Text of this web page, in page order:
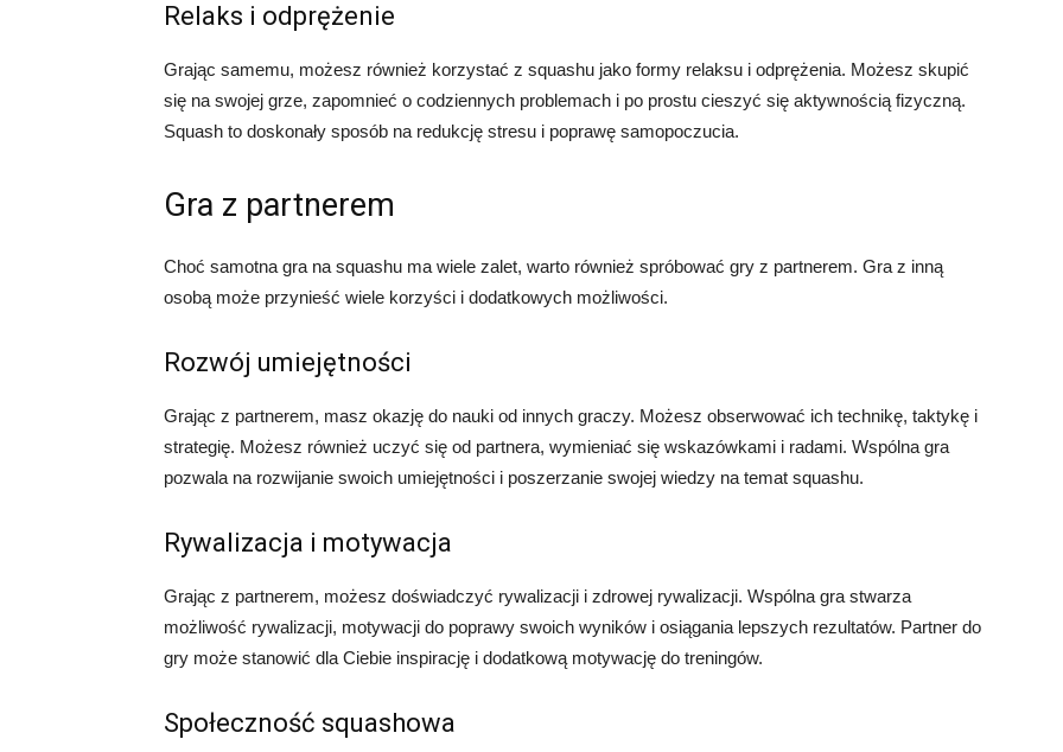
Relaks i odprężenie
Grając samemu, możesz również korzystać z squashu jako formy relaksu i odprężenia. Możesz skupić
się na swojej grze, zapomnieć o codziennych problemach i po prostu cieszyć się aktywnością fizyczną.
Squash to doskonały sposób na redukcję stresu i poprawę samopoczucia.
Gra z partnerem
Choć samotna gra na squashu ma wiele zalet, warto również spróbować gry z partnerem. Gra z inną
osobą może przynieść wiele korzyści i dodatkowych możliwości.
Rozwój umiejętności
Grając z partnerem, masz okazję do nauki od innych graczy. Możesz obserwować ich technikę, taktykę i
strategię. Możesz również uczyć się od partnera, wymieniać się wskazówkami i radami. Wspólna gra
pozwala na rozwijanie swoich umiejętności i poszerzanie swojej wiedzy na temat squashu.
Rywalizacja i motywacja
Grając z partnerem, możesz doświadczyć rywalizacji i zdrowej rywalizacji. Wspólna gra stwarza
możliwość rywalizacji, motywacji do poprawy swoich wyników i osiągania lepszych rezultatów. Partner do
gry może stanowić dla Ciebie inspirację i dodatkową motywację do treningów.
Społeczność squashowa